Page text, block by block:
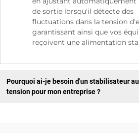
de sortie lorsqu'il détecte des
fluctuations dans la tension
garantissant ainsi que vos
reçoivent une alimentation
Pourquoi ai-je besoin d'un stabilisateur
tension pour mon entreprise ?